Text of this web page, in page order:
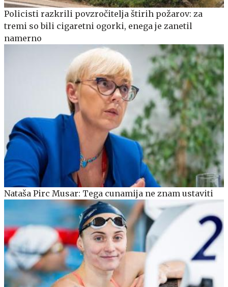
Policisti razkrili povzročitelja štirih požarov: za
tremi so bili cigaretni ogorki, enega je zanetil
namerno
Nataša Pirc Musar: Tega cunamija ne znam ustaviti